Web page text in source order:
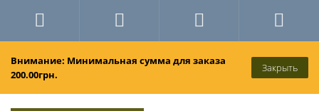
Внимание: Минимальная сумма для заказа
200.00грн.
Закрыть